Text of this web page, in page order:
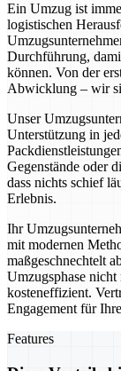
Ein Umzug ist
logistischen
Durchführung,
können. Von der
Abwicklung – wir
Unser
Unterstützung in
Gegenstände oder
dass nichts schief
Erlebnis.
Ihr
mit modernen
maßgeschnechtelt
Umzugsphase nicht
kosteneffizient.
Engagement für
Features